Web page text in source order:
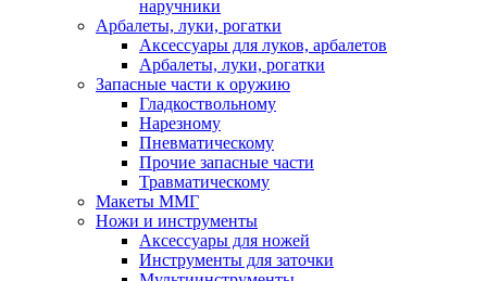
наручники
Арбалеты, луки, рогатки
Аксессуары для луков, арбалетов
Арбалеты, луки, рогатки
Запасные части к оружию
Гладкоствольному
Нарезному
Пневматическому
Прочие запасные части
Травматическому
Макеты ММГ
Ножи и инструменты
Аксессуары для ножей
Инструменты для заточки